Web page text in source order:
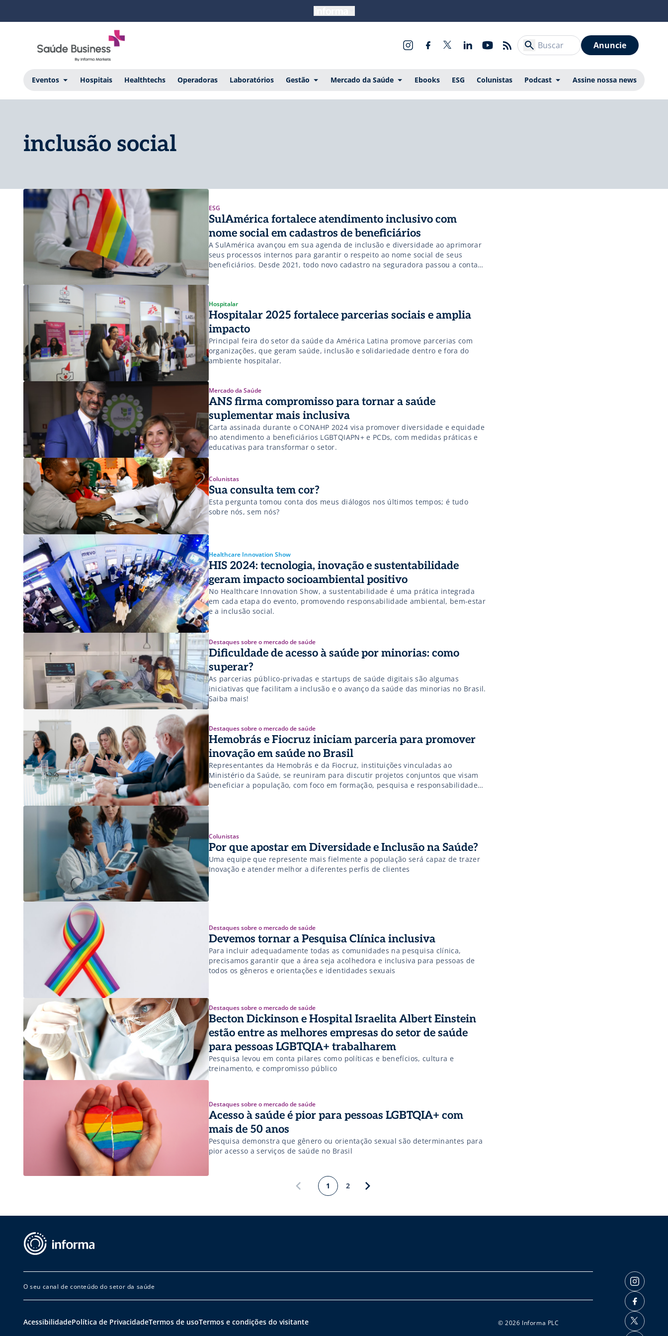
Anuncie
Eventos Hospitais Healthtechs Operadoras Laboratórios Gestão Mercado da Saúde Ebooks ESG Colunistas Podcast Assine nossa news
inclusão social
ESG
SulAmérica fortalece atendimento inclusivo com
nome social em cadastros de beneficiários
A SulAmérica avançou em sua agenda de inclusão e diversidade ao aprimorar
seus processos internos para garantir o respeito ao nome social de seus
beneficiários. Desde 2021, todo novo cadastro na seguradora passou a contar
com um campo específico para a inclusão do nome social — medida que
responde a uma demanda crescente de usuários […]
Hospitalar
Hospitalar 2025 fortalece parcerias sociais e amplia
impacto
Principal feira do setor da saúde da América Latina promove parcerias com
organizações, que geram saúde, inclusão e solidariedade dentro e fora do
ambiente hospitalar.
Mercado da Saúde
ANS firma compromisso para tornar a saúde
suplementar mais inclusiva
Carta assinada durante o CONAHP 2024 visa promover diversidade e equidade
no atendimento a beneficiários LGBTQIAPN+ e PCDs, com medidas práticas e
educativas para transformar o setor.
Colunistas
Sua consulta tem cor?
Esta pergunta tomou conta dos meus diálogos nos últimos tempos; é tudo
sobre nós, sem nós?
Healthcare Innovation Show
HIS 2024: tecnologia, inovação e sustentabilidade
geram impacto socioambiental positivo
No Healthcare Innovation Show, a sustentabilidade é uma prática integrada
em cada etapa do evento, promovendo responsabilidade ambiental, bem-estar
e a inclusão social.
Destaques sobre o mercado de saúde
Dificuldade de acesso à saúde por minorias: como
superar?
As parcerias público-privadas e startups de saúde digitais são algumas
iniciativas que facilitam a inclusão e o avanço da saúde das minorias no Brasil.
Saiba mais!
Destaques sobre o mercado de saúde
Hemobrás e Fiocruz iniciam parceria para promover
inovação em saúde no Brasil
Representantes da Hemobrás e da Fiocruz, instituições vinculadas ao
Ministério da Saúde, se reuniram para discutir projetos conjuntos que visam
beneficiar a população, com foco em formação, pesquisa e responsabilidade
social na área da saúde. Saiba mais!
Colunistas
Por que apostar em Diversidade e Inclusão na Saúde?
Uma equipe que represente mais fielmente a população será capaz de trazer
Inovação e atender melhor a diferentes perfis de clientes
Destaques sobre o mercado de saúde
Devemos tornar a Pesquisa Clínica inclusiva
Para incluir adequadamente todas as comunidades na pesquisa clínica,
precisamos garantir que a área seja acolhedora e inclusiva para pessoas de
todos os gêneros e orientações e identidades sexuais
Destaques sobre o mercado de saúde
Becton Dickinson e Hospital Israelita Albert Einstein
estão entre as melhores empresas do setor de saúde
para pessoas LGBTQIA+ trabalharem
Pesquisa levou em conta pilares como políticas e benefícios, cultura e
treinamento, e compromisso público
Destaques sobre o mercado de saúde
Acesso à saúde é pior para pessoas LGBTQIA+ com
mais de 50 anos
Pesquisa demonstra que gênero ou orientação sexual são determinantes para
pior acesso a serviços de saúde no Brasil
1 2
O seu canal de conteúdo do setor da saúde
AcessibilidadePolítica de PrivacidadeTermos de usoTermos e condições do visitante © 2026 Informa PLC